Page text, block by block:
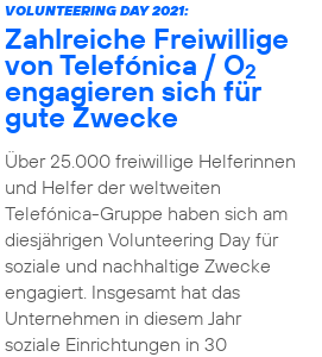
VOLUNTEERING DAY 2021:
Zahlreiche Freiwillige
von Telefónica / O2
engagieren sich für
gute Zwecke
Über 25.000 freiwillige Helferinnen
und Helfer der weltweiten
Telefónica-Gruppe haben sich am
diesjährigen Volunteering Day für
soziale und nachhaltige Zwecke
engagiert. Insgesamt hat das
Unternehmen in diesem Jahr
soziale Einrichtungen in 30